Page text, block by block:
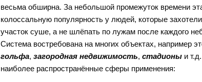
весьма обширна. За небольшой промежуток времени
колоссальную популярность у людей, которые
участок суше, а не шлёпать по лужам после каждого
Система востребована на многих объектах, например
гольфа, загородная недвижимость, стадионыи
наиболее распространённые сферы применения: